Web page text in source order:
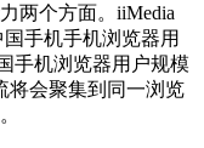
两个方面。iiMedia
国手机手机浏览器用
手机浏览器用户规模
将会聚集到同一浏览